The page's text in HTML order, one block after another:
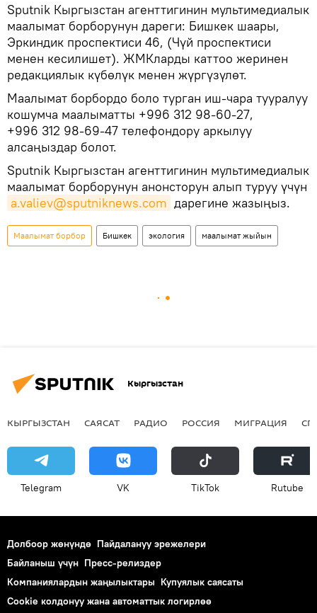
Sputnik Кыргызстан агенттигинин мультимедиалык
маалымат борборунун дареги: Бишкек шаары,
Эркиндик проспектиси 46, (Чүй проспектиси
менен кесилишет). ЖМКларды каттоо жеринен
редакциялык күбөлүк менен жүргүзүлөт.
Маалымат борбордо боло турган иш-чара тууралуу
кошумча маалыматты +996 312 98-60-27,
+996 312 98-69-47 телефондору аркылуу
алсаңыздар болот.
Sputnik Кыргызстан агенттигинин мультимедиалык
маалымат борборунун анонсторун алып туруу үчүн
a.valiev@sputniknews.com дарегине жазыңыз.
Маалымат борбор Бишкек экология маалымат жыйын
Кыргызстан
КЫРГЫЗСТАН САЯСАТ РАДИО РОССИЯ МИГРАЦИЯ
Telegram VK ТikТоk Rutube
Долбоор жөнүндө Пайдалануу эрежелери
Байланыш үчүн Пресс-релиздер
Компаниялардын жаңылыктары Купуялык саясаты
Cookie колдонуу жана автоматтык логирлөө